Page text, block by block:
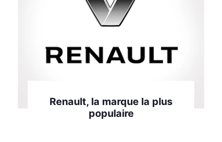
Renault, la marque la plus
populaire